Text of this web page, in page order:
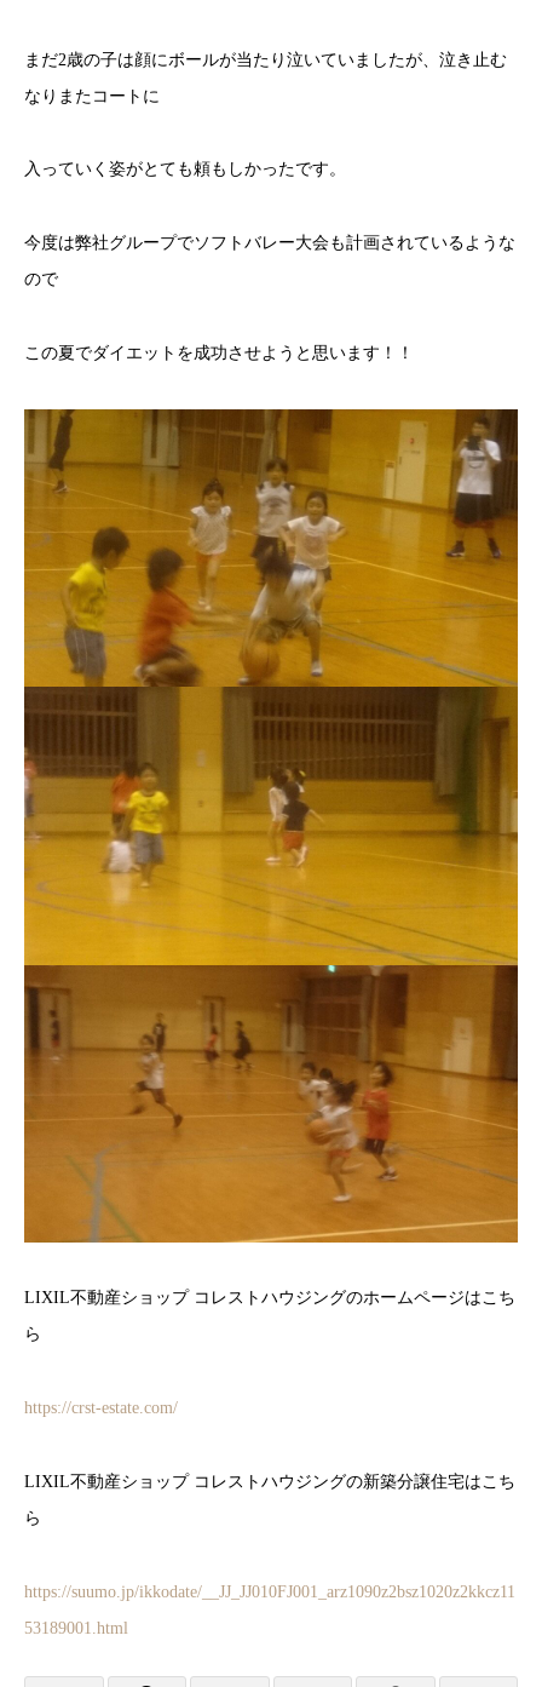
まだ2歳の子は顔にボールが当たり泣いていましたが、泣き止む
なりまたコートに
入っていく姿がとても頼もしかったです。
今度は弊社グループでソフトバレー大会も計画されているような
ので
この夏でダイエットを成功させようと思います！！
LIXIL不動産ショップ コレストハウジングのホームページはこち
ら
https://crst-estate.com/
LIXIL不動産ショップ コレストハウジングの新築分譲住宅はこち
ら
https://suumo.jp/ikkodate/__JJ_JJ010FJ001_arz1090z2bsz1020z2kkcz11
53189001.html